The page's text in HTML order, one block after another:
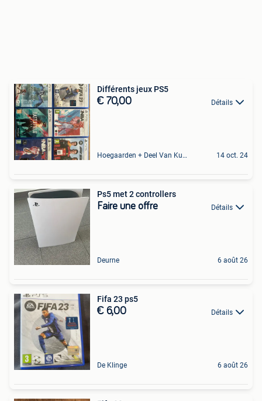
Différents jeux PS5
€ 70,00 Détails
Hoegaarden + Deel Van Kumtich + Deel Van Tienen 14 oct. 24
Ps5 met 2 controllers
Faire une offre Détails
Deurne 6 août 26
Fifa 23 ps5
€ 6,00 Détails
De Klinge 6 août 26